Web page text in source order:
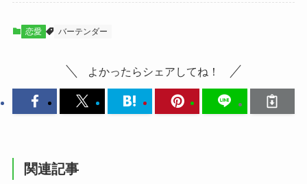
恋愛 バーテンダー
よかったらシェアしてね！
関連記事